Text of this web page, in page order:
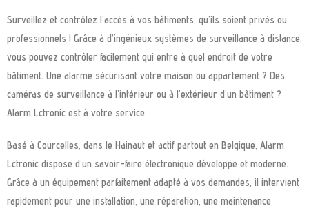
Surveillez et contrôlez l’accès à vos bâtiments, qu’ils soient privés ou
professionnels ! Grâce à d’ingénieux systèmes de surveillance à distance,
vous pouvez contrôler facilement qui entre à quel endroit de votre
bâtiment. Une alarme sécurisant votre maison ou appartement ? Des
caméras de surveillance à l’intérieur ou à l’extérieur d’un bâtiment ?
Alarm Lctronic est à votre service.
Basé à Courcelles, dans le Hainaut et actif partout en Belgique, Alarm
Lctronic dispose d’un savoir-faire électronique développé et moderne.
Grâce à un équipement parfaitement adapté à vos demandes, il intervient
rapidement pour une installation, une réparation, une maintenance